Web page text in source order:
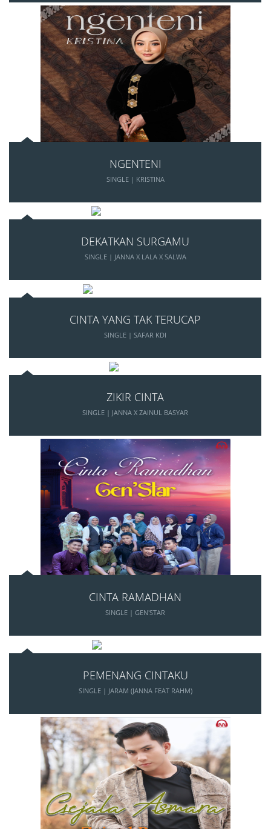
NGENTENI
SINGLE | KRISTINA
DEKATKAN SURGAMU
SINGLE | JANNA X LALA X SALWA
CINTA YANG TAK TERUCAP
SINGLE | SAFAR KDI
ZIKIR CINTA
SINGLE | JANNA X ZAINUL BASYAR
CINTA RAMADHAN
SINGLE | GEN'STAR
PEMENANG CINTAKU
SINGLE | JARAM (JANNA FEAT RAHM)